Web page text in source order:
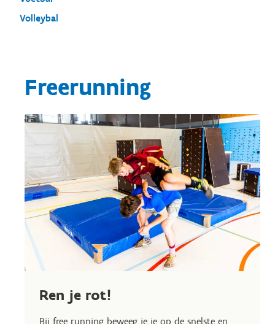
Volleybal
Freerunning
Ren je rot!
Bij free running beweeg je je op de snelste en